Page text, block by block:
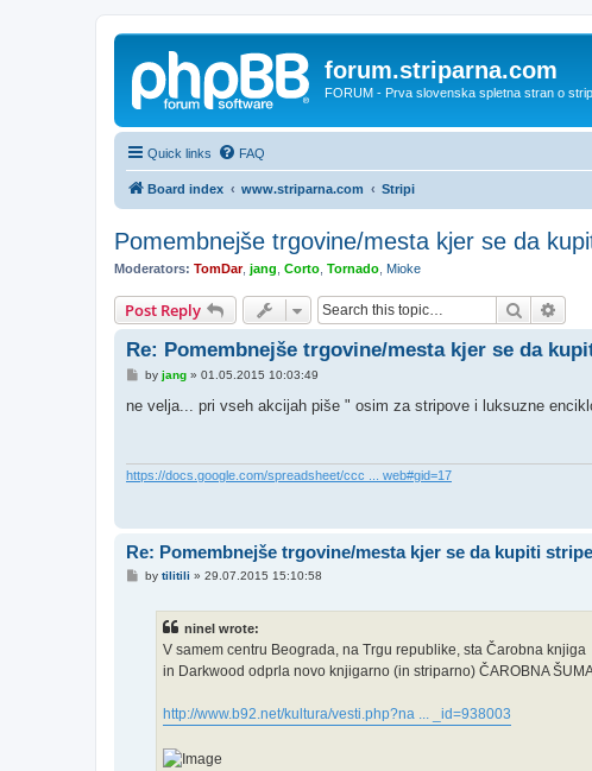
forum.striparna.com
FORUM - Prva slovenska spletna stran o
Quick links FAQ
Board index www.striparna.com Stripi
Pomembnejše trgovine/mesta kjer se da
Moderators: TomDar, jang Corto Tornado Mioke
Post Reply Search
Re: Pomembnejše trgovine/mesta kjer se da
P
s
by jang» 01.05.2015 10:03:49
ne velja... pri vseh akcijah piše " osim za stripove i luksuzne
https://docs.google.com/spreadsheet/ccc ... web#gid=17
Re: Pomembnejše trgovine/mesta kjer se da kupiti stripe
Pby tilitili » 29.07.2015 15:10:58
ninel wrote:
V samem centru Beograda, na Trgu republike, sta Čarobna knjiga
in Darkwood odprla novo knjigarno (in striparno) ČAROBNA
http://www.b92.net/kultura/vesti.php?na ... _id=938003